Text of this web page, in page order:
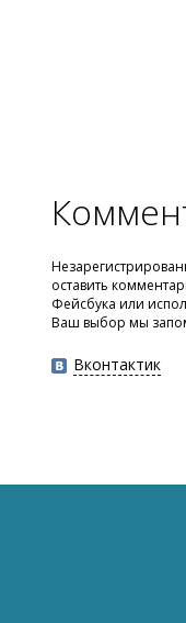
оставить
Фейсбука или
Ваш выбор мы
Вконтактик